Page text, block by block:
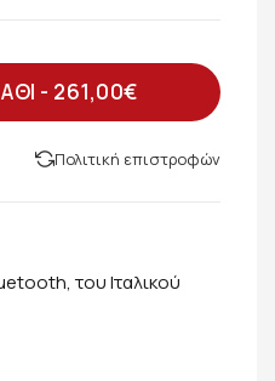
- 261,00€
Πολιτική επιστροφών
του Ιταλικού